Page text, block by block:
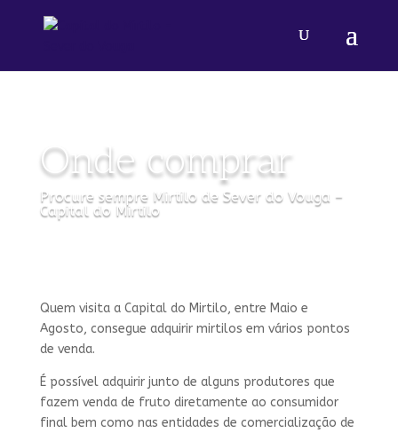
Onde comprar
Procure sempre Mirtilo de Sever do Vouga –
Capital do Mirtilo
Quem visita a Capital do Mirtilo, entre Maio e
Agosto, consegue adquirir mirtilos em vários pontos
de venda.
É possível adquirir junto de alguns produtores que
fazem venda de fruto diretamente ao consumidor
final bem como nas entidades de comercialização de